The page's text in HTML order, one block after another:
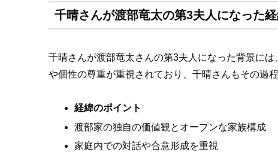
千晴さんが渡部竜太の第3夫人になった
千晴さんが渡部竜太さんの第3夫人になった背景に
や個性の尊重が重視されており、千晴さんもその過
経緯のポイント
渡部家の独自の価値観とオープンな家族構成
家庭内での対話や合意形成を重視